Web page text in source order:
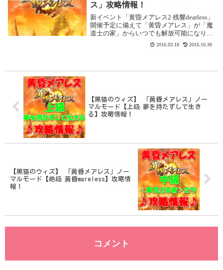
ス」攻略情報！
新イベント「黄昏メアレス2 残響dearless」
開催予定に備えて「黄昏メアレス」が「魔
道士の家」からいつでも解放可能になりま
した！「黄昏メアレス」開催！夢はなくて
も、意地がある。黄昏メアレスが開催で
2016.03.18 2016.10.30
【黒猫のウィズ】 「黄昏メアレス」ノー
マルモード【上級 夢を持たずして生き
る】攻略情報！
【黒猫のウィズ】 「黄昏メアレス」ノー
マルモード【絶級 黄昏mareless】攻略情
報！
コメント